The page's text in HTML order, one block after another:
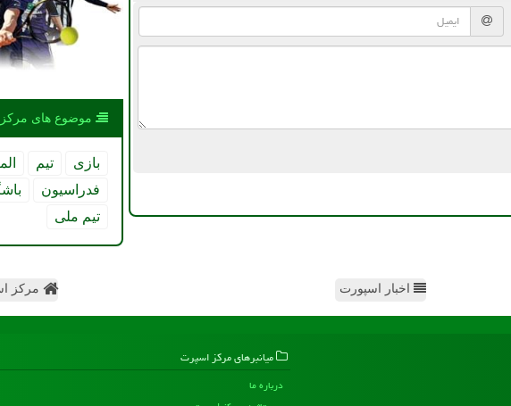
موضوع های
بازی تیم
فدراسیون
تیم ملی
اخبار اسپورت مرکز
میانبرهای مركز اسپرت
درباره ما